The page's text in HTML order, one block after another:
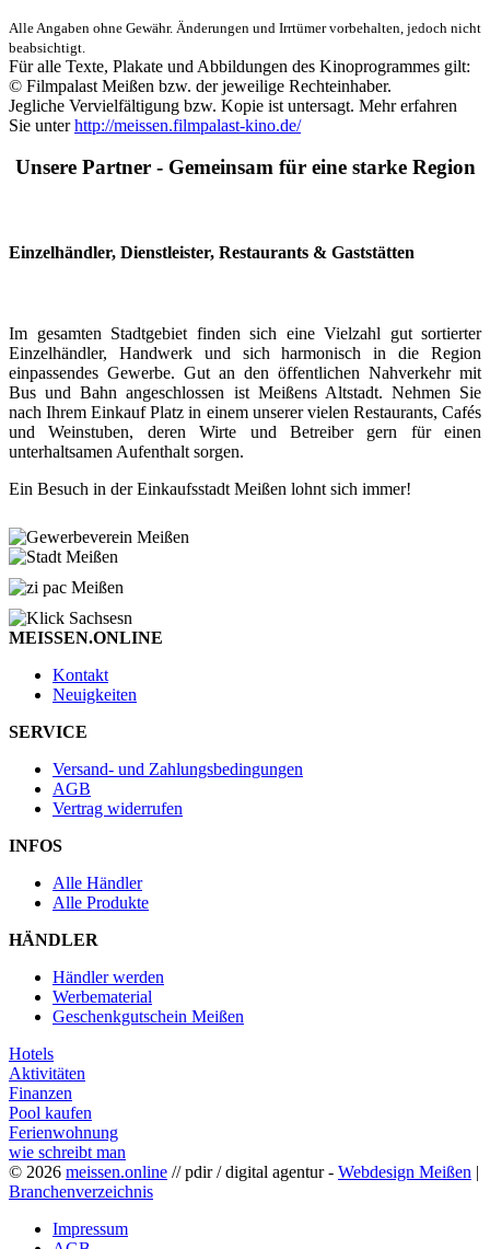
Alle Angaben ohne Gewähr. Änderungen und Irrtümer vorbehalten, jedoch nicht
beabsichtigt.
Für alle Texte, Plakate und Abbildungen des Kinoprogrammes gilt:
© Filmpalast Meißen bzw. der jeweilige Rechteinhaber.
Jegliche Vervielfältigung bzw. Kopie ist untersagt. Mehr erfahren
Sie unterhttp://meissen.filmpalast-kino.de/
Unsere Partner - Gemeinsam für eine starke Region
Einzelhändler, Dienstleister, Restaurants & Gaststätten
Im gesamten Stadtgebiet finden sich eine Vielzahl gut sortierter
Einzelhändler, Handwerk und sich harmonisch in die Region
einpassendes Gewerbe. Gut an den öffentlichen Nahverkehr mit
Bus und Bahn angeschlossen ist Meißens Altstadt. Nehmen Sie
nach Ihrem Einkauf Platz in einem unserer vielen Restaurants, Cafés
und Weinstuben, deren Wirte und Betreiber gern für einen
unterhaltsamen Aufenthalt sorgen.
Ein Besuch in der Einkaufsstadt Meißen lohnt sich immer!
MEISSEN.ONLINE
Kontakt
Neuigkeiten
SERVICE
Versand- und Zahlungsbedingungen
AGB
Vertrag widerrufen
INFOS
Alle Händler
Alle Produkte
HÄNDLER
Händler werden
Werbematerial
Geschenkgutschein Meißen
Hotels
Aktivitäten
Finanzen
Pool kaufen
Ferienwohnung
wie schreibt man
© 2026 meissen.online // pdir / digital agentur - Webdesign Meißen |
Branchenverzeichnis
Impressum